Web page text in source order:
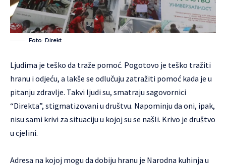
Foto: Direkt
Ljudima je teško da traže pomoć. Pogotovo je teško tražiti
hranu i odjeću, a lakše se odlučuju zatražiti pomoć kada je u
pitanju zdravlje. Takvi ljudi su, smatraju sagovornici
“Direkta”, stigmatizovani u društvu. Napominju da oni, ipak,
nisu sami krivi za situaciju u kojoj su se našli. Krivo je društvo
u cjelini.
Adresa na kojoj mogu da dobiju hranu je Narodna kuhinja u